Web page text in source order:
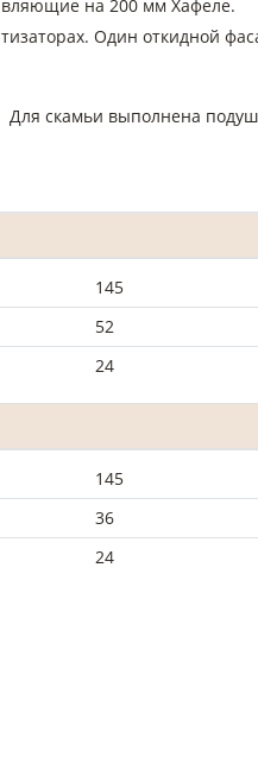
на 200 мм Хафеле.
Один откидной
скамьи выполнена
145
52
24
145
36
24